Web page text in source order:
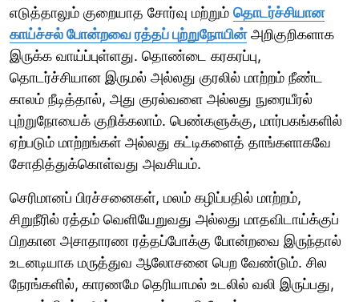
எடுத்தாலும் குறையாத சோர்வு மற்றும் தொடர்ச்சியான
காய்ச்சல் போன்றவை ரத்தப் புற்றுநோயின்அறிகுறிகளாக
இருக்க வாய்ப்புள்ளது. தொண்டை கரகரப்பு,
தொடர்ச்சியான இருமல் அல்லது குரலில் மாற்றம் நீண்ட
காலம் நீடித்தால், அது குரல்வளை அல்லது நுரையீரல்
புற்றுநோயைக் குறிக்கலாம். பெண்களுக்கு, மார்பகங்களில்
ஏற்படும் மாற்றங்கள் அல்லது கட்டிகளைத் தாங்களாகவே
சோதித்துக்கொள்வது அவசியம்.
செரிமானப் பிரச்சனைகள், மலம் கழிப்பதில் மாற்றம்,
சிறுநீரில் ரத்தம் வெளியேறுவது அல்லது மாதவிடாய்க்குப்
பிறகான அசாதாரண ரத்தப்போக்கு போன்றவை இருந்தால்
உடனடியாக மருத்துவ ஆலோசனை பெற வேண்டும். சில
நேரங்களில், காரணமே தெரியாமல் உடலில் வலி இருப்பது,